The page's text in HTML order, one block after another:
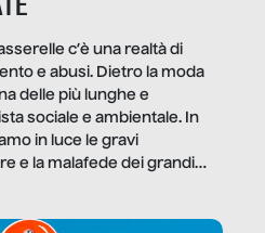
c’è una realtà di
e abusi. Dietro la moda
delle più lunghe e
sociale e ambientale. In
in luce le gravi
e la malafede dei grandi